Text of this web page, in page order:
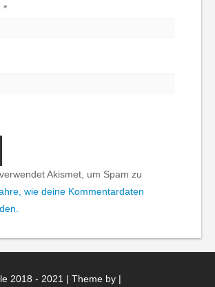
*
Akismet, um Spam zu
wie deine Kommentardaten
2018 - 2021 | Theme by |